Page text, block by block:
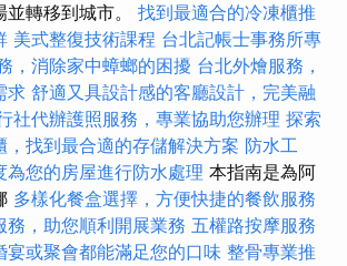
轉移到城市。 找到最適合的冷凍櫃推
美式整復技術課程 台北記帳士事務所專
，消除家中蟑螂的困擾 台北外燴服務，
求 舒適又具設計感的客廳設計，完美融
社代辦護照服務，專業協助您辦理 探索
，找到最合適的存儲解決方案 防水工
為您的房屋進行防水處理 本指南是為阿
多樣化餐盒選擇，方便快捷的餐飲服務
務，助您順利開展業務 五權路按摩服務
宴或聚會都能滿足您的口味 整骨專業推